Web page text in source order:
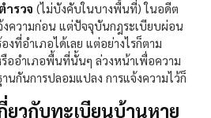
ำรวจ (ไม่บังคับในบางพื้นที่) ในอดีต
งความก่อน แต่ปัจจุบันกฎระเบียบผ่อน
ที่อำเภอได้เลย แต่อย่างไรก็ตาม
ออำเภอพื้นที่นั้นๆ ล่วงหน้าเพื่อความ
นกันการปลอมแปลง การแจ้งความไว้ก็
ยวกับทะเบียนบ้านหาย